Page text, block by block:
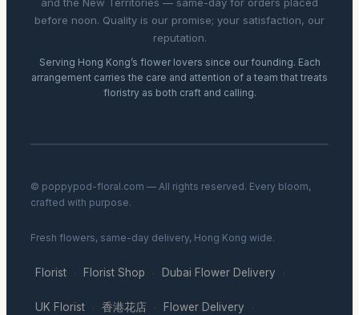
and the New Territories — same-day for orders placed
before noon. Quality is our promise; your satisfaction, our
reputation.
Serving Hong Kong’s flower lovers since our founding. Each
arrangement carries the care and attention of a team that treats
floristry as both craft and calling.
© poppypod-floral.com — All rights reserved. Every bloom,
crafted with purpose.
Fresh flowers, same-day delivery, Hong Kong wide.
Florist · Florist Shop · Dubai Flower Delivery ·
UK Florist · 香港花店 · Flower Delivery ·